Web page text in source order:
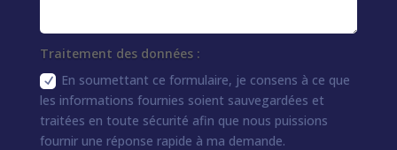
Traitement des données :
En soumettant ce formulaire, je consens à ce que
les informations fournies soient sauvegardées et
traitées en toute sécurité afin que nous puissions
fournir une réponse rapide à ma demande.